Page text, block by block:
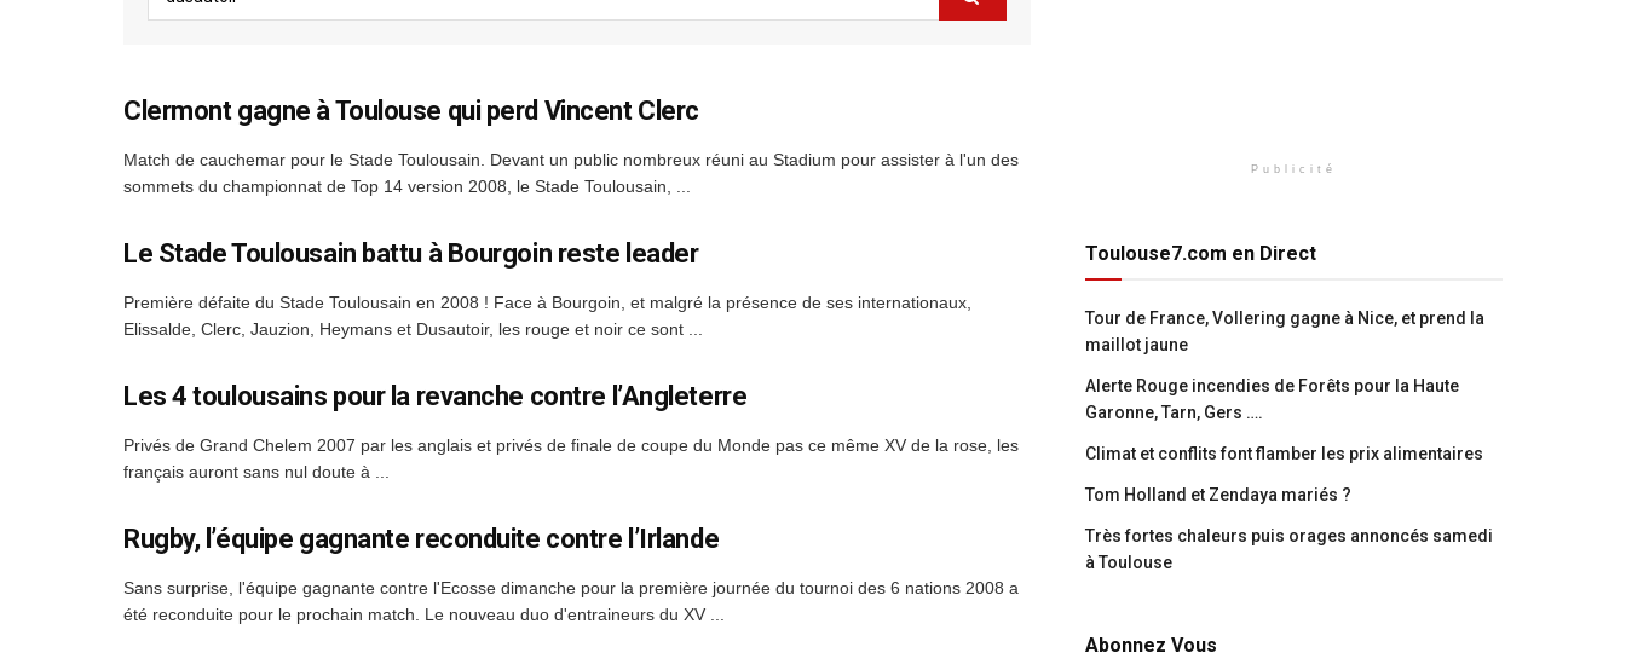
Clermont gagne à Toulouse qui perd Vincent Clerc
Match de cauchemar pour le Stade Toulousain. Devant un public nombreux réuni au Stadium pour assister à l'un des
sommets du championnat de Top 14 version 2008, le Stade Toulousain, ...
Le Stade Toulousain battu à Bourgoin reste leader
Première défaite du Stade Toulousain en 2008 ! Face à Bourgoin, et malgré la présence de ses internationaux,
Elissalde, Clerc, Jauzion, Heymans et Dusautoir, les rouge et noir ce sont ...
Les 4 toulousains pour la revanche contre l’Angleterre
Privés de Grand Chelem 2007 par les anglais et privés de finale de coupe du Monde pas ce même XV de la rose, les
français auront sans nul doute à ...
Rugby, l’équipe gagnante reconduite contre l’Irlande
Sans surprise, l'équipe gagnante contre l'Ecosse dimanche pour la première journée du tournoi des 6 nations 2008 a
été reconduite pour le prochain match. Le nouveau duo d'entraineurs du XV ...
Publicité
Toulouse7.com en Direct
Tour de France, Vollering gagne à Nice, et prend la
maillot jaune
Alerte Rouge incendies de Forêts pour la Haute
Garonne, Tarn, Gers ….
Climat et conflits font flamber les prix alimentaires
Tom Holland et Zendaya mariés ?
Très fortes chaleurs puis orages annoncés samedi
à Toulouse
Abonnez Vous